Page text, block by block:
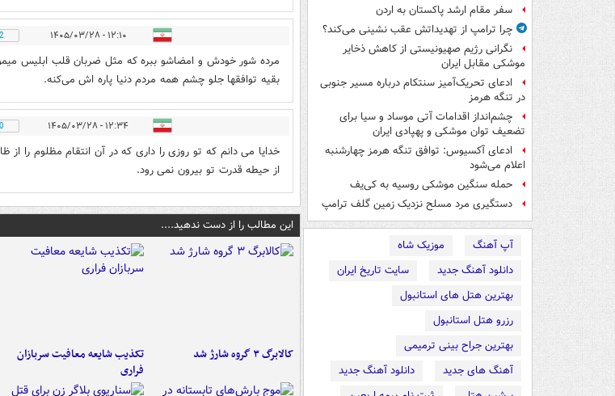
سفر مقام ارشد پاکستان به اردن
چرا ترامپ از تهدیداتش عقب نشینی می‌کند؟
نگرانی رژیم صهیونیستی از کاهش ذخایر
موشکی مقابل ایران
ادعای تحریک‌آمیز سنتکام درباره مسیر جنوبی
در تنگه هرمز
چشم‌انداز اقدامات آتی موساد و سیا برای
تضعیف توان موشکی و پهپادی ایران
ادعای آکسیوس: توافق تنگه هرمز چهارشنبه
اعلام می‌شود
حمله سنگین موشکی روسیه به کی‌یف
دستگیری مرد مسلح نزدیک زمین گلف ترامپ
آپ آهنگ
موزیک شاه
دانلود آهنگ جدید
سایت تاریخ ایران
بهترین هتل های استانبول
رزرو هتل استانبول
بهترین جراح بینی ترمیمی
آهنگ های جدید
دانلود آهنگ جدید
۱۲:۱۰ - ۱۴۰۵/۰۳/۲۸ 2
مرده شور خودش و امضاشو ببره که مثل ضربان قلب ابلیس
بقیه توافقها جلو چشم همه مردم دنیا پاره اش می‌کنه.
۱۲:۳۴ - ۱۴۰۵/۰۳/۲۸ 0
خدایا می دانم که تو روزی را داری که در آن انتقام مظلوم را
از حیطه قدرت تو بیرون نمی رود.
این مطالب را از دست ندهید....
کالابرگ ۳ گروه شارژ شد
تکذیب شایعه معافیت سربازان
فراری